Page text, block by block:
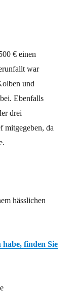
€ einen
war
und
Ebenfalls
drei
mitgegeben, da
hässlichen
finden Sie